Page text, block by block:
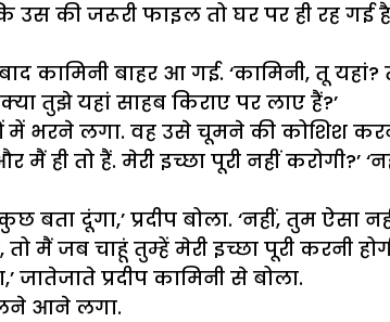
उस की जरूरी फाइल तो घर पर ही रह
कामिनी बाहर आ गई. ‘कामिनी, तू
तुझे यहां साहब किराए पर लाए हैं?’
में भरने लगा. वह उसे चूमने की कोशिश
ही तो हैं. मेरी इच्छा पूरी नहीं करोगी?’
दूंगा,’ प्रदीप बोला. ‘नहीं, तुम ऐसा
तो मैं जब चाहूं तुम्हें मेरी इच्छा पूरी
जातेजाते प्रदीप कामिनी से बोला.
आने लगा.